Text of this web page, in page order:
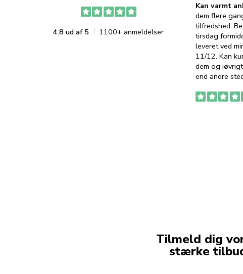
4.8 ud af 5 1100+ anmeldelser
Kan varmt
dem flere
tilfredshed.
tirsdag
leveret ved
11/12. Kan
dem og
end andre
Tilmeld dig
stærke